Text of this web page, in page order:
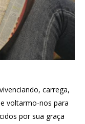
carrega,
voltarmo-nos para
por sua graça